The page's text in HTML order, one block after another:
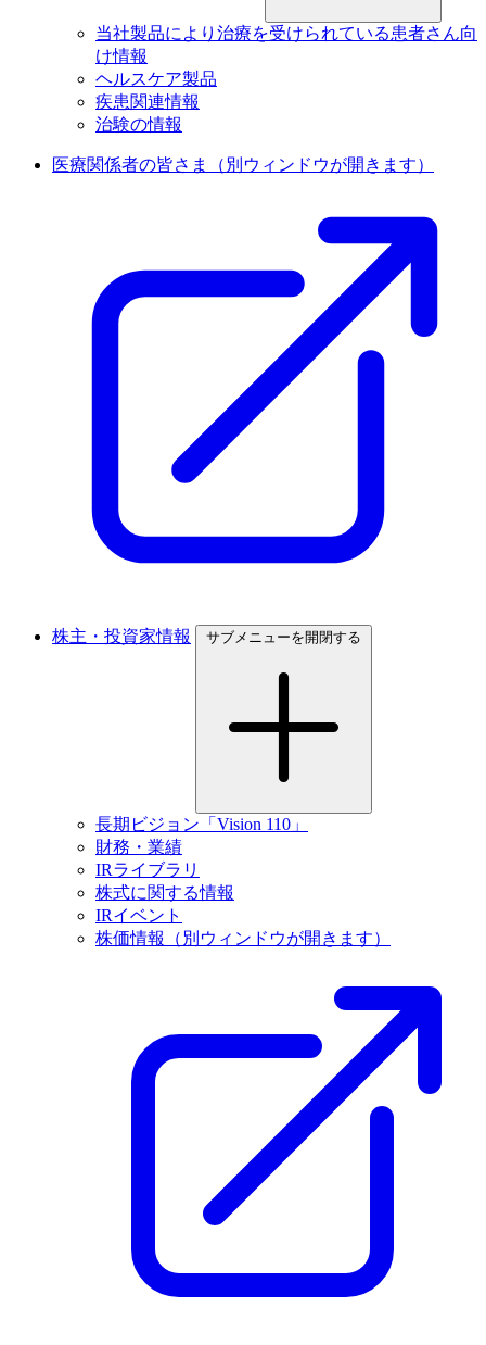
当社製品により治療を受けられている患者さん向
け情報
ヘルスケア製品
疾患関連情報
治験の情報
医療関係者の皆さま （別ウィンドウが開きます）
株主・投資家情報 サブメニューを開閉する
長期ビジョン「Vision 110」
財務・業績
IRライブラリ
株式に関する情報
IRイベント
株価情報
（別ウィンドウが開きます）